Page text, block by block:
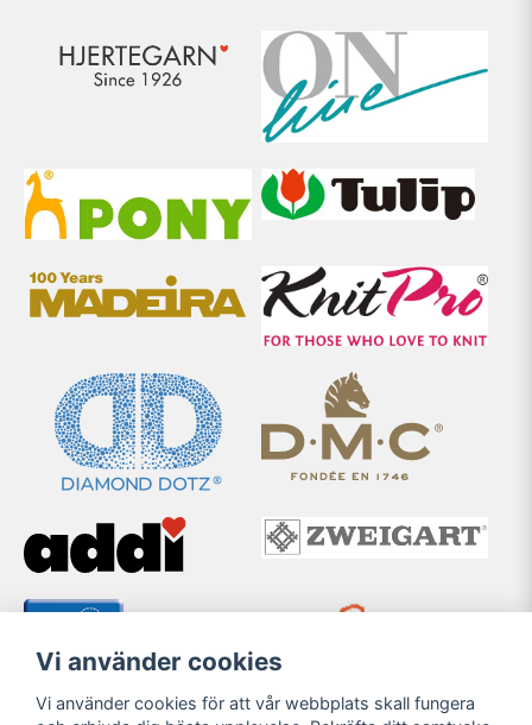
Vi använder cookies
Vi använder cookies för att vår webbplats skall fungera